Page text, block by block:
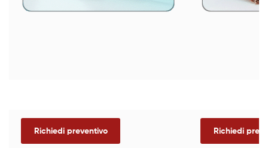
Richiedi preventivo Richiedi